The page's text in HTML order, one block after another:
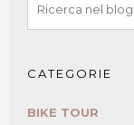
CATEGORIE
BIKE TOUR